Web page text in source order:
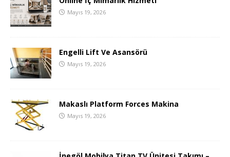
Mayıs 19, 2026
Engelli Lift Ve Asansörü
Mayıs 19, 2026
Makaslı Platform Forces Makina
Mayıs 19, 2026